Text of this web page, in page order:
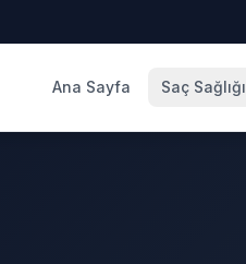
Ana Sayfa Saç Sağlığı